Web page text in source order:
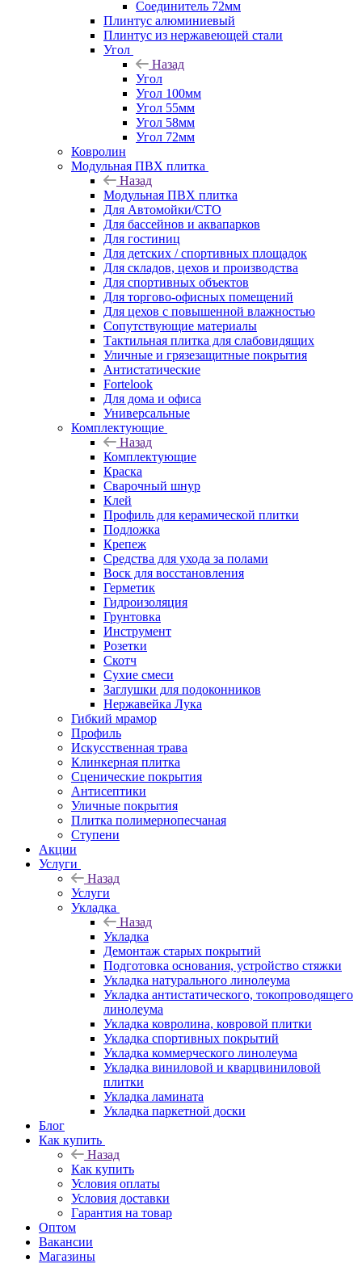
Соединитель 72мм
Плинтус алюминиевый
Плинтус из нержавеющей стали
Угол
Назад
Угол
Угол 100мм
Угол 55мм
Угол 58мм
Угол 72мм
Ковролин
Модульная ПВХ плитка
Назад
Модульная ПВХ плитка
Для Автомойки/СТО
Для бассейнов и аквапарков
Для гостиниц
Для детских / спортивных площадок
Для складов, цехов и производства
Для спортивных объектов
Для торгово-офисных помещений
Для цехов с повышенной влажностью
Сопутствующие материалы
Тактильная плитка для слабовидящих
Уличные и грязезащитные покрытия
Антистатические
Fortelook
Для дома и офиса
Универсальные
Комплектующие
Назад
Комплектующие
Краска
Сварочный шнур
Клей
Профиль для керамической плитки
Подложка
Крепеж
Средства для ухода за полами
Воск для восстановления
Герметик
Гидроизоляция
Грунтовка
Инструмент
Розетки
Скотч
Сухие смеси
Заглушки для подоконников
Нержавейка Лука
Гибкий мрамор
Профиль
Искусственная трава
Клинкерная плитка
Сценические покрытия
Антисептики
Уличные покрытия
Плитка полимернопесчаная
Ступени
Акции
Услуги
Назад
Услуги
Укладка
Назад
Укладка
Демонтаж старых покрытий
Подготовка основания, устройство стяжки
Укладка натурального линолеума
Укладка антистатического, токопроводящего
линолеума
Укладка ковролина, ковровой плитки
Укладка спортивных покрытий
Укладка коммерческого линолеума
Укладка виниловой и кварцвиниловой
плитки
Укладка ламината
Укладка паркетной доски
Блог
Как купить
Назад
Как купить
Условия оплаты
Условия доставки
Гарантия на товар
Оптом
Вакансии
Магазины